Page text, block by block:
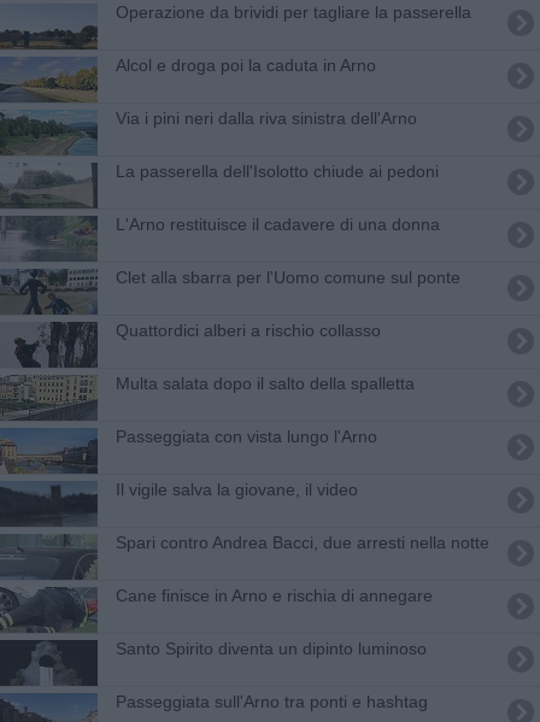
Operazione da brividi per tagliare la passerella
Alcol e droga poi la caduta in Arno
Via i pini neri dalla riva sinistra dell'Arno
​La passerella dell'Isolotto chiude ai pedoni
L'Arno restituisce il cadavere di una donna
Clet alla sbarra per l'Uomo comune sul ponte
Quattordici alberi a rischio collasso
Multa salata dopo il salto della spalletta
Passeggiata con vista lungo l'Arno
Il vigile salva la giovane, il video
Spari contro Andrea Bacci, due arresti nella notte
Cane finisce in Arno e rischia di annegare
Santo Spirito diventa un dipinto luminoso
Passeggiata sull'Arno tra ponti e hashtag